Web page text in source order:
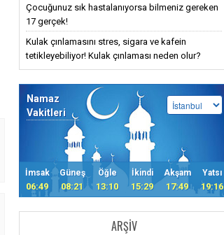
Çocuğunuz sık hastalanıyorsa bilmeniz gereken
17 gerçek!
Kulak çınlamasını stres, sigara ve kafein
tetikleyebiliyor! Kulak çınlaması neden olur?
Namaz
Vakitleri
İmsak Güneş Öğle İkindi Akşam Yatsı
06:49 08:21 13:10 15:29 17:49 19:16
ARŞIV